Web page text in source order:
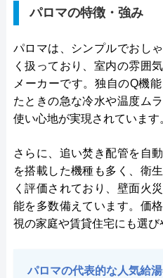
パロマの特徴・強み
パロマは、シンプルでおし
く扱っており、室内の雰囲
メーカーです。独自のQ機
たときの急な冷水や温度ム
使い心地が実現されています
さらに、追い焚き配管を自
を搭載した機種も多く、衛
く評価されており、壁面火
能を多数備えています。価
視の家庭や賃貸住宅にも選び
パロマの代表的な人気給